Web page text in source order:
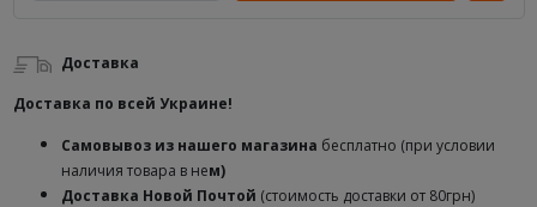
Доставка
Доставка по всей Украине!
Самовывоз из нашего магазина бесплатно (при условии
наличия товара в нем)
Доставка Новой Почтой (стоимость доставки от 80грн)